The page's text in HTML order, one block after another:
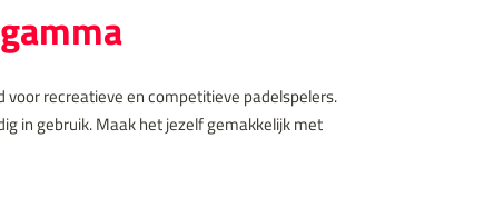
voor recreatieve en competitieve padelspelers.
in gebruik. Maak het jezelf gemakkelijk met